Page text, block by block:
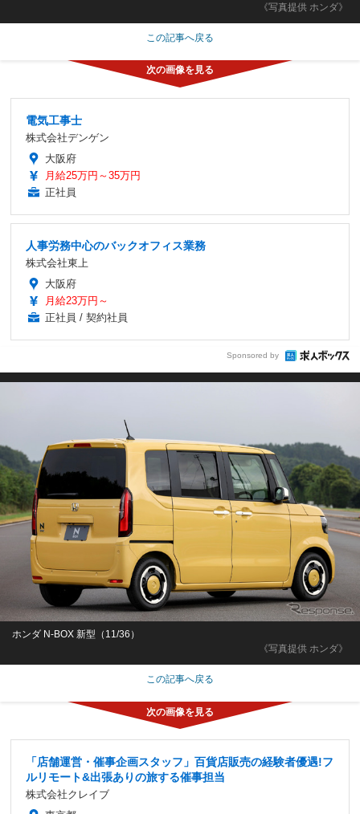
《写真提供 ホンダ》
この記事へ戻る
電気工事士
株式会社デンゲン
大阪府
月給25万円～35万円
正社員
人事労務中心のバックオフィス業務
株式会社東上
大阪府
月給23万円～
正社員 / 契約社員
Sponsored by
《写真提供 ホンダ》
ホンダ N-BOX 新型（11/36）
この記事へ戻る
「店舗運営・催事企画スタッフ」百貨店販売の経験者優遇!フ
ルリモート&出張ありの旅する催事担当
株式会社クレイブ